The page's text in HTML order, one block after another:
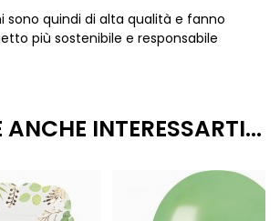
sono quindi di alta qualità e fanno
più sostenibile e responsabile
ANCHE INTERESSARTI...